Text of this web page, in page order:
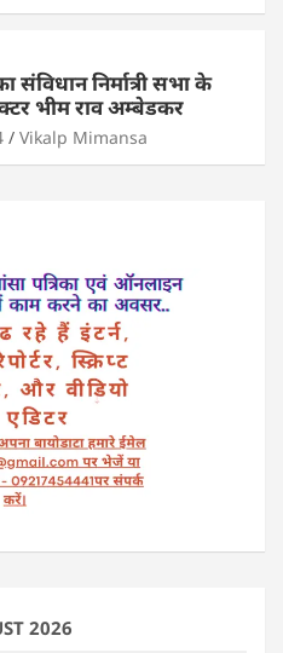
संविधान निर्मात्री सभा के
भीम राव अम्बेडकर
Vikalp Mimansa
2026